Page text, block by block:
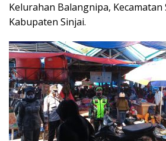
Kelurahan Balangnipa, Kecamatan
Kabupaten Sinjai.